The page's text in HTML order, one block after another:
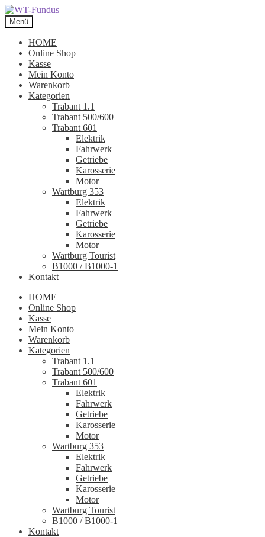
Zur
Navigation
springen
Zum
Inhalt
springen
Menü
HOME
Online Shop
Kasse
Mein Konto
Warenkorb
Kategorien
Trabant 1.1
Trabant 500/600
Trabant 601
Elektrik
Fahrwerk
Getriebe
Karosserie
Motor
Wartburg 353
Elektrik
Fahrwerk
Getriebe
Karosserie
Motor
Wartburg Tourist
B1000 / B1000-1
Kontakt
HOME
Online Shop
Kasse
Mein Konto
Warenkorb
Kategorien
Trabant 1.1
Trabant 500/600
Trabant 601
Elektrik
Fahrwerk
Getriebe
Karosserie
Motor
Wartburg 353
Elektrik
Fahrwerk
Getriebe
Karosserie
Motor
Wartburg Tourist
B1000 / B1000-1
Kontakt